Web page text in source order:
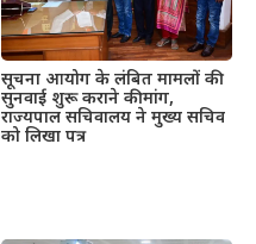
सूचना आयोग के लंबित मामलों की
सुनवाई शुरू कराने की मांग,
राज्यपाल सचिवालय ने मुख्य सचिव
को लिखा पत्र